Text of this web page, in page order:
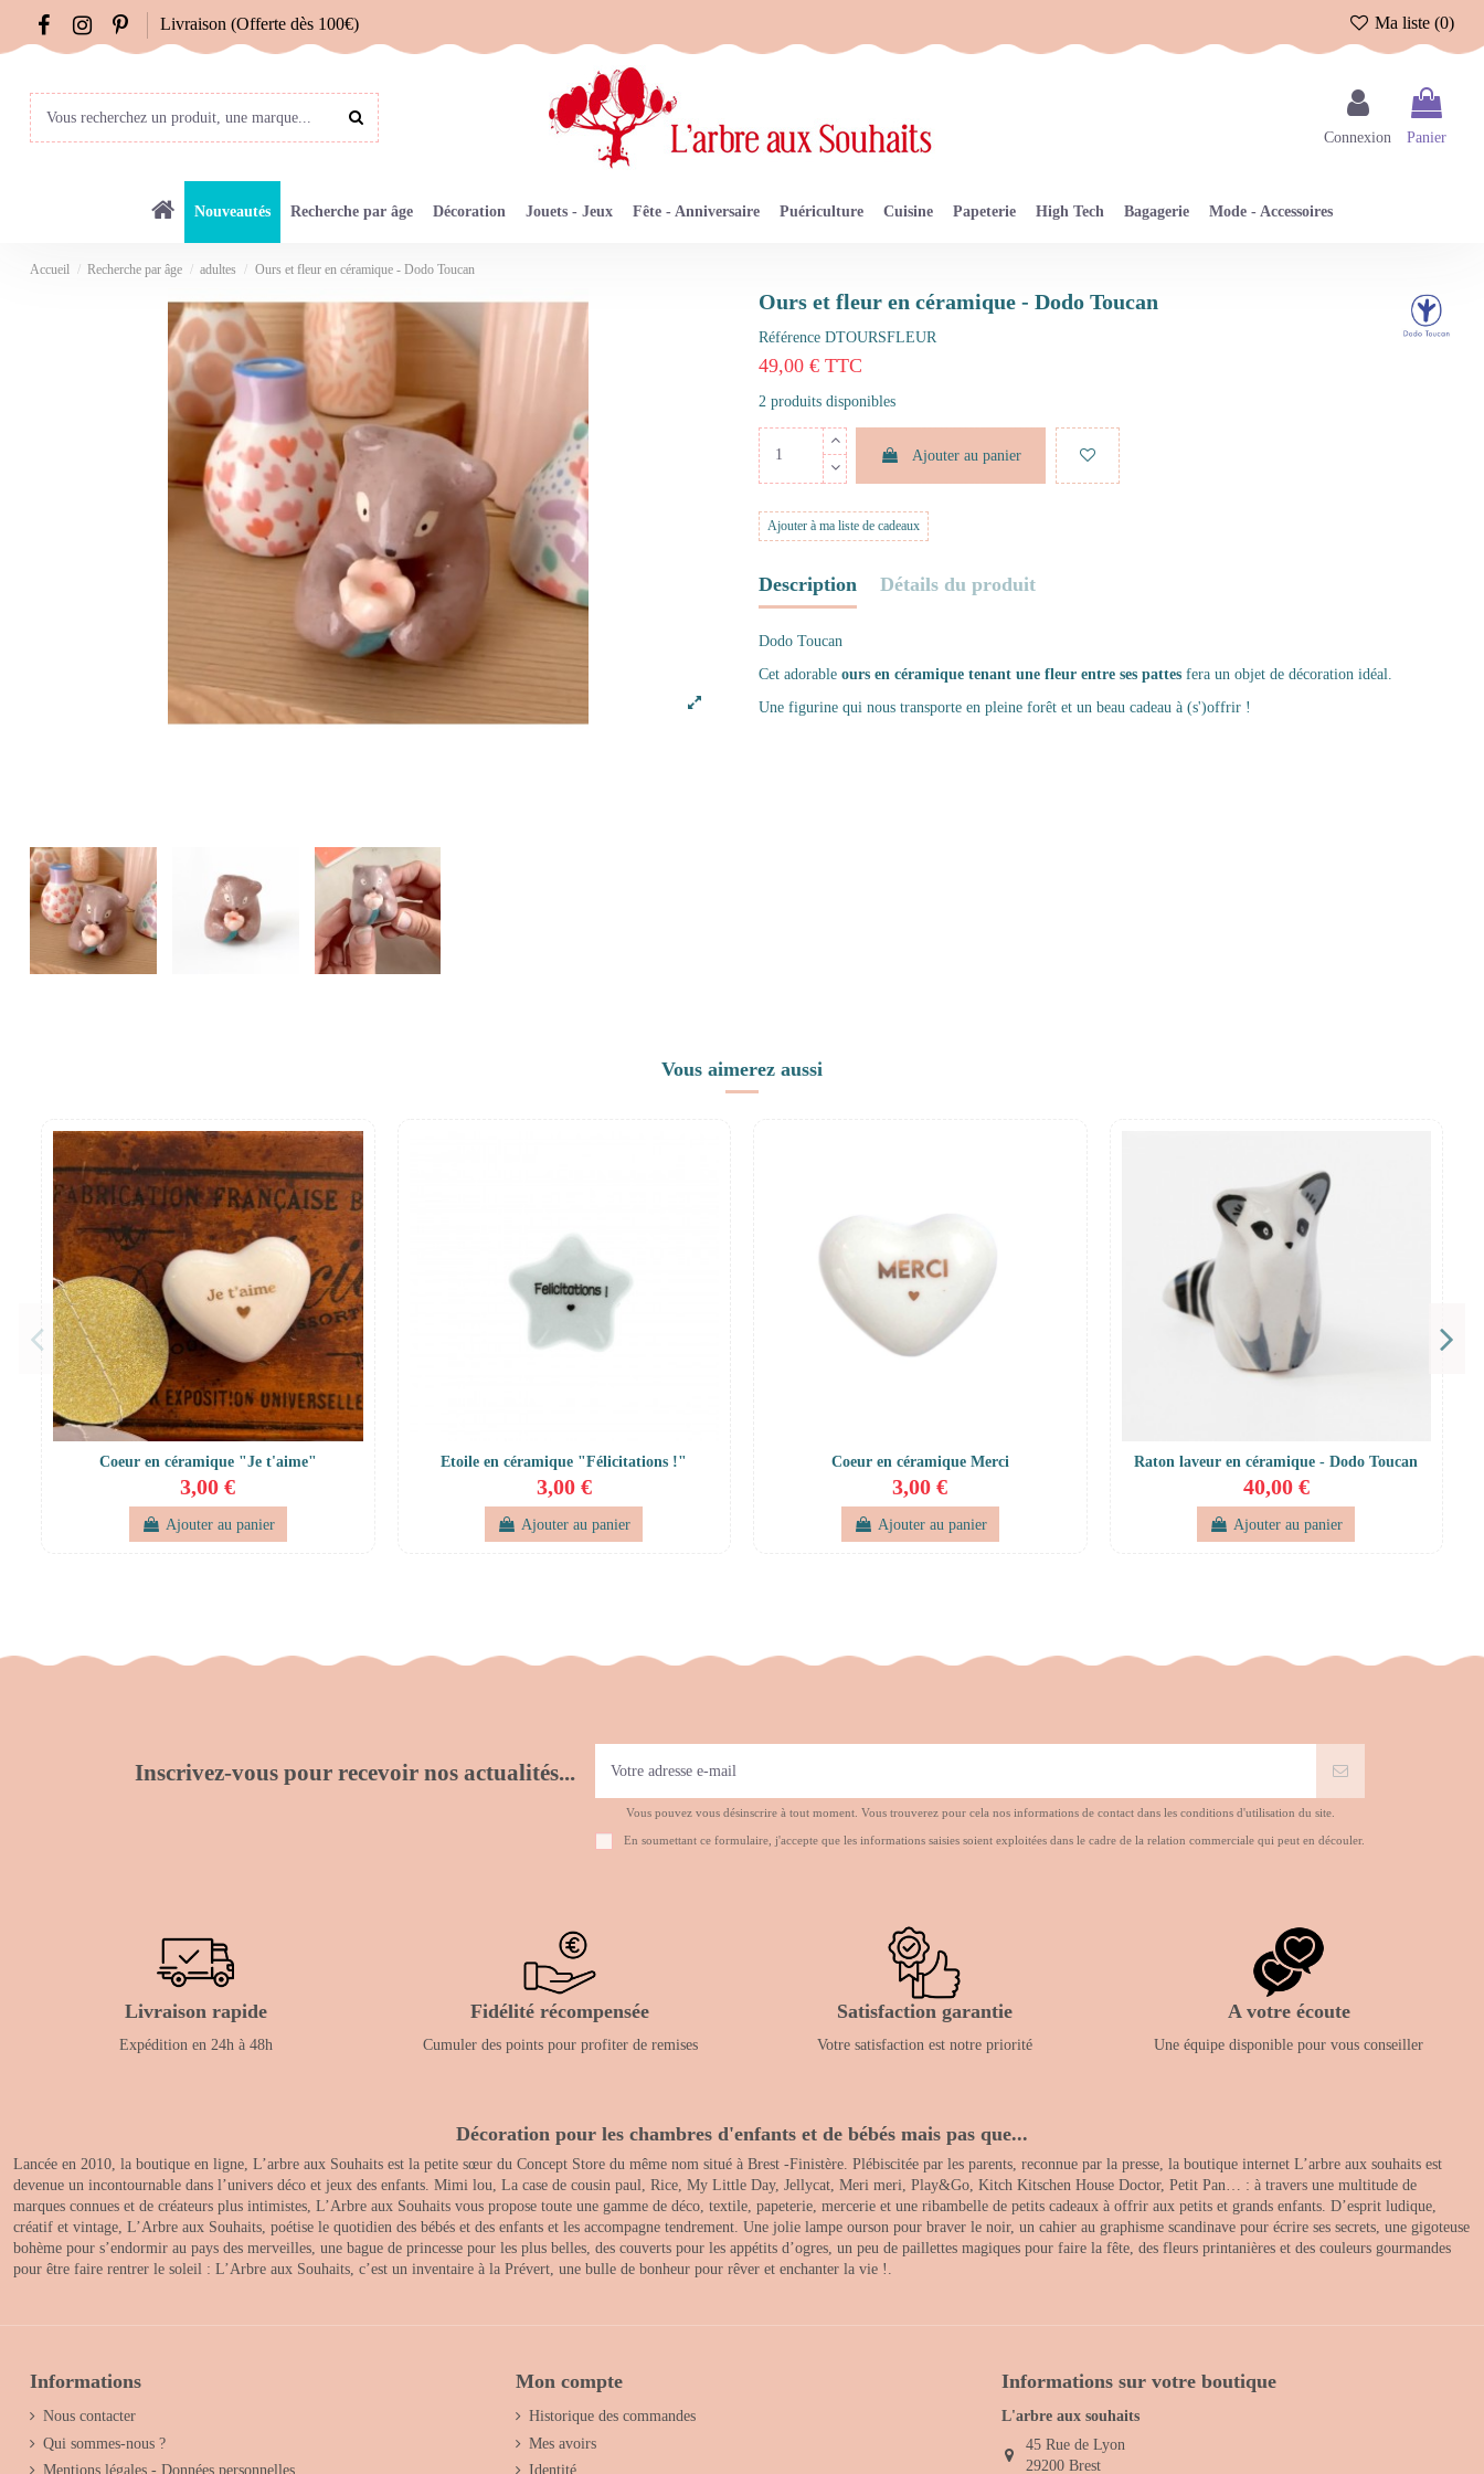
Livraison (Offerte dès 100€) Ma liste (0)
Connexion Panier
Nouveautés Recherche par âge Décoration Jouets - Jeux Fête - Anniversaire Puériculture Cuisine Papeterie High Tech Bagagerie Mode - Accessoires
Accueil Recherche par âge adultes Ours et fleur en céramique - Dodo Toucan
Ours et fleur en céramique - Dodo Toucan
Référence DTOURSFLEUR
49,00 € TTC
2 produits disponibles
Ajouter au panier
Ajouter à ma liste de cadeaux
Description Détails du produit
Dodo Toucan
Cet adorable ours en céramique tenant une fleur entre ses pattes fera un objet de décoration idéal.
Une figurine qui nous transporte en pleine forêt et un beau cadeau à (s')offrir !
Vous aimerez aussi
Coeur en céramique "Je t'aime"
3,00 €
Ajouter au panier
Etoile en céramique "Félicitations !"
3,00 €
Ajouter au panier
Coeur en céramique Merci
3,00 €
Ajouter au panier
Raton laveur en céramique - Dodo Toucan
40,00 €
Ajouter au panier
Inscrivez-vous pour recevoir nos actualités...
Vous pouvez vous désinscrire à tout moment. Vous trouverez pour cela nos informations de contact dans les conditions d'utilisation du site.
En soumettant ce formulaire, j'accepte que les informations saisies soient exploitées dans le cadre de la relation commerciale qui peut en découler.
Livraison rapide
Expédition en 24h à 48h
Fidélité récompensée
Cumuler des points pour profiter de remises
Satisfaction garantie
Votre satisfaction est notre priorité
A votre écoute
Une équipe disponible pour vous conseiller
Décoration pour les chambres d'enfants et de bébés mais pas que...
Lancée en 2010, la boutique en ligne, L’arbre aux Souhaits est la petite sœur du Concept Store du même nom situé à Brest -Finistère. Plébiscitée par les parents, reconnue par la presse, la boutique internet L’arbre aux souhaits est
devenue un incontournable dans l’univers déco et jeux des enfants. Mimi lou, La case de cousin paul, Rice, My Little Day, Jellycat, Meri meri, Play&Go, Kitch Kitschen House Doctor, Petit Pan… : à travers une multitude de
marques connues et de créateurs plus intimistes, L’Arbre aux Souhaits vous propose toute une gamme de déco, textile, papeterie, mercerie et une ribambelle de petits cadeaux à offrir aux petits et grands enfants. D’esprit ludique,
créatif et vintage, L’Arbre aux Souhaits, poétise le quotidien des bébés et des enfants et les accompagne tendrement. Une jolie lampe ourson pour braver le noir, un cahier au graphisme scandinave pour écrire ses secrets, une gigoteuse
bohème pour s’endormir au pays des merveilles, une bague de princesse pour les plus belles, des couverts pour les appétits d’ogres, un peu de paillettes magiques pour faire la fête, des fleurs printanières et des couleurs gourmandes
pour être faire rentrer le soleil : L’Arbre aux Souhaits, c’est un inventaire à la Prévert, une bulle de bonheur pour rêver et enchanter la vie !.
Informations
Nous contacter
Qui sommes-nous ?
Mentions légales - Données personnelles
Mon compte
Historique des commandes
Mes avoirs
Identité
Informations sur votre boutique
L'arbre aux souhaits
45 Rue de Lyon
29200 Brest